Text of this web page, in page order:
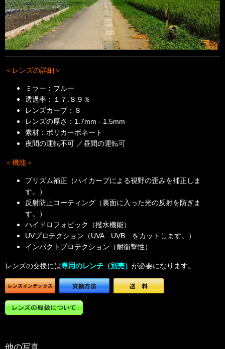
＜レンズの詳細＞
ミラー：ブルー
透過率：１７.８９％
レンズカーブ：８
レンズの厚さ：1.7mm - 1.5mm
素材：ポリカーボネート
夜間の運転不可 ／昼間の運転可
＜機能＞
プリズム補正（ハイカーブによる視野の歪みを補正しま
す。）
反射防止コーティング（裏面に入った光の反射を防ぎま
す。）
ハイドロフォビック（撥水機能）
UVプロテクション（UVA UVB をカットします。）
インパクトプロテクション（耐衝撃性）
レンズの交換には専用のレンチ（別売） が必要になります。
他の写真